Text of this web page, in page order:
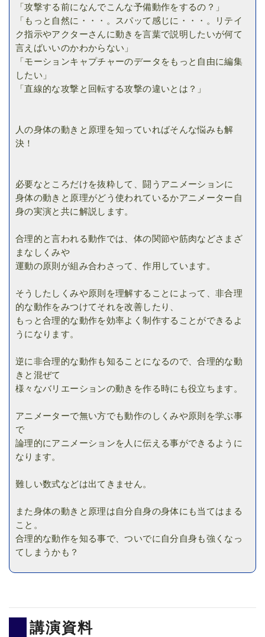
「攻撃する前になんでこんな予備動作をするの？」
「もっと自然に・・・。スパッて感じに・・・。リテイ
ク指示やアクターさんに動きを言葉で説明したいが何て
言えばいいのかわからない」
「モーションキャプチャーのデータをもっと自由に編集
したい」
「直線的な攻撃と回転する攻撃の違いとは？」
人の身体の動きと原理を知っていればそんな悩みも解
決！
必要なところだけを抜粋して、闘うアニメーションに
身体の動きと原理がどう使われているかアニメーター自
身の実演と共に解説します。
合理的と言われる動作では、体の関節や筋肉などさまざ
まなしくみや
運動の原則が組み合わさって、作用しています。
そうしたしくみや原則を理解することによって、非合理
的な動作をみつけてそれを改善したり、
もっと合理的な動作を効率よく制作することができるよ
うになります。
逆に非合理的な動作も知ることになるので、合理的な動
きと混ぜて
様々なバリエーションの動きを作る時にも役立ちます。
アニメーターで無い方でも動作のしくみや原則を学ぶ事
で
論理的にアニメーションを人に伝える事ができるように
なります。
難しい数式などは出てきません。
また身体の動きと原理は自分自身の身体にも当てはまる
こと。
合理的な動作を知る事で、ついでに自分自身も強くなっ
てしまうかも？
講演資料